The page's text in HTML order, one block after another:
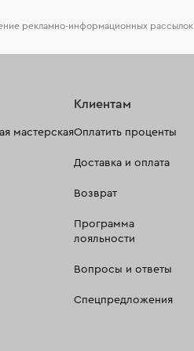
рекламно-информационных рассылок
мастерская
Клиентам
Оплатить проценты
Доставка и оплата
Возврат
Программа
лояльности
Вопросы и ответы
Спецпредложения